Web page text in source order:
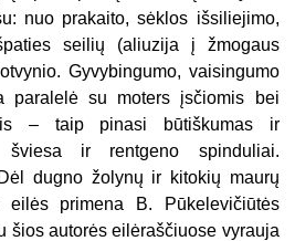
nuo prakaito, sėklos išsiliejimo,
seilių (aliuzija į žmogaus
Gyvybingumo, vaisingumo
paralelė su moters įsčiomis bei
– taip pinasi būtiškumas ir
šviesa ir rentgeno spinduliai.
dugno žolynų ir kitokių maurų
primena B. Pūkelevičiūtės
šios autorės eilėraščiuose vyrauja